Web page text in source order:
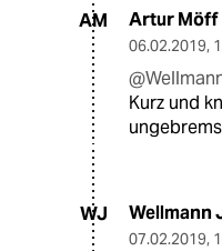
AM Artur Möff
06.02.2019,
Kurz und
WJ Wellmann
07.02.2019,